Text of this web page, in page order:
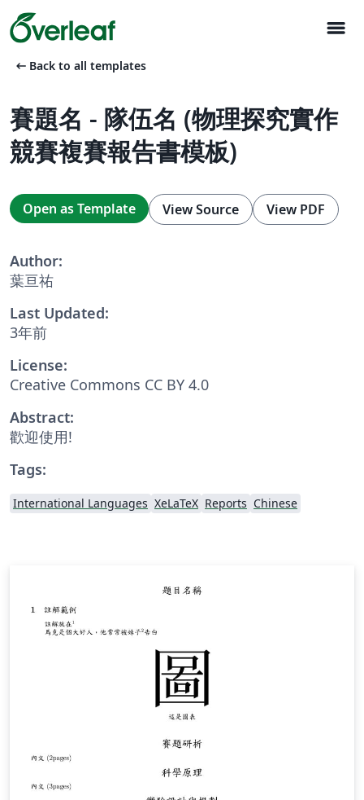
menu
arrow_left_alt Back to all templates
賽題名 - 隊伍名 (物理探究實作
競賽複賽報告書模板)
Open as Template View Source View PDF
Author:
葉亘祐
Last Updated:
3年前
License:
Creative Commons CC BY 4.0
Abstract:
歡迎使用!
Tags:
International Languages XeLaTeX Reports Chinese